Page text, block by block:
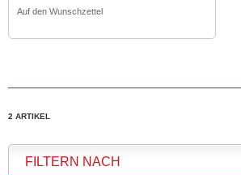
Auf den Wunschzettel
2 ARTIKEL
FILTERN NACH